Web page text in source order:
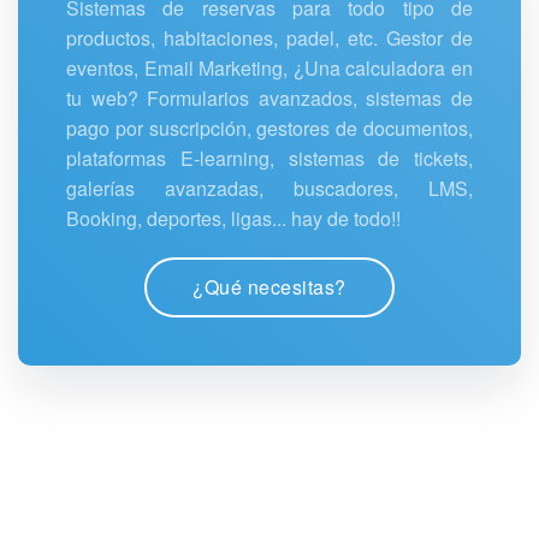
Sistemas de reservas para todo tipo de
productos, habitaciones, padel, etc. Gestor de
eventos, Email Marketing, ¿Una calculadora en
tu web? Formularios avanzados, sistemas de
pago por suscripción, gestores de documentos,
plataformas E-learning, sistemas de tickets,
galerías avanzadas, buscadores, LMS,
Booking, deportes, ligas... hay de todo!!
¿Qué necesitas?